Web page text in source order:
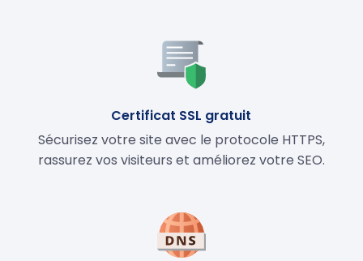
Certificat SSL gratuit
Sécurisez votre site avec le protocole HTTPS,
rassurez vos visiteurs et améliorez votre SEO.